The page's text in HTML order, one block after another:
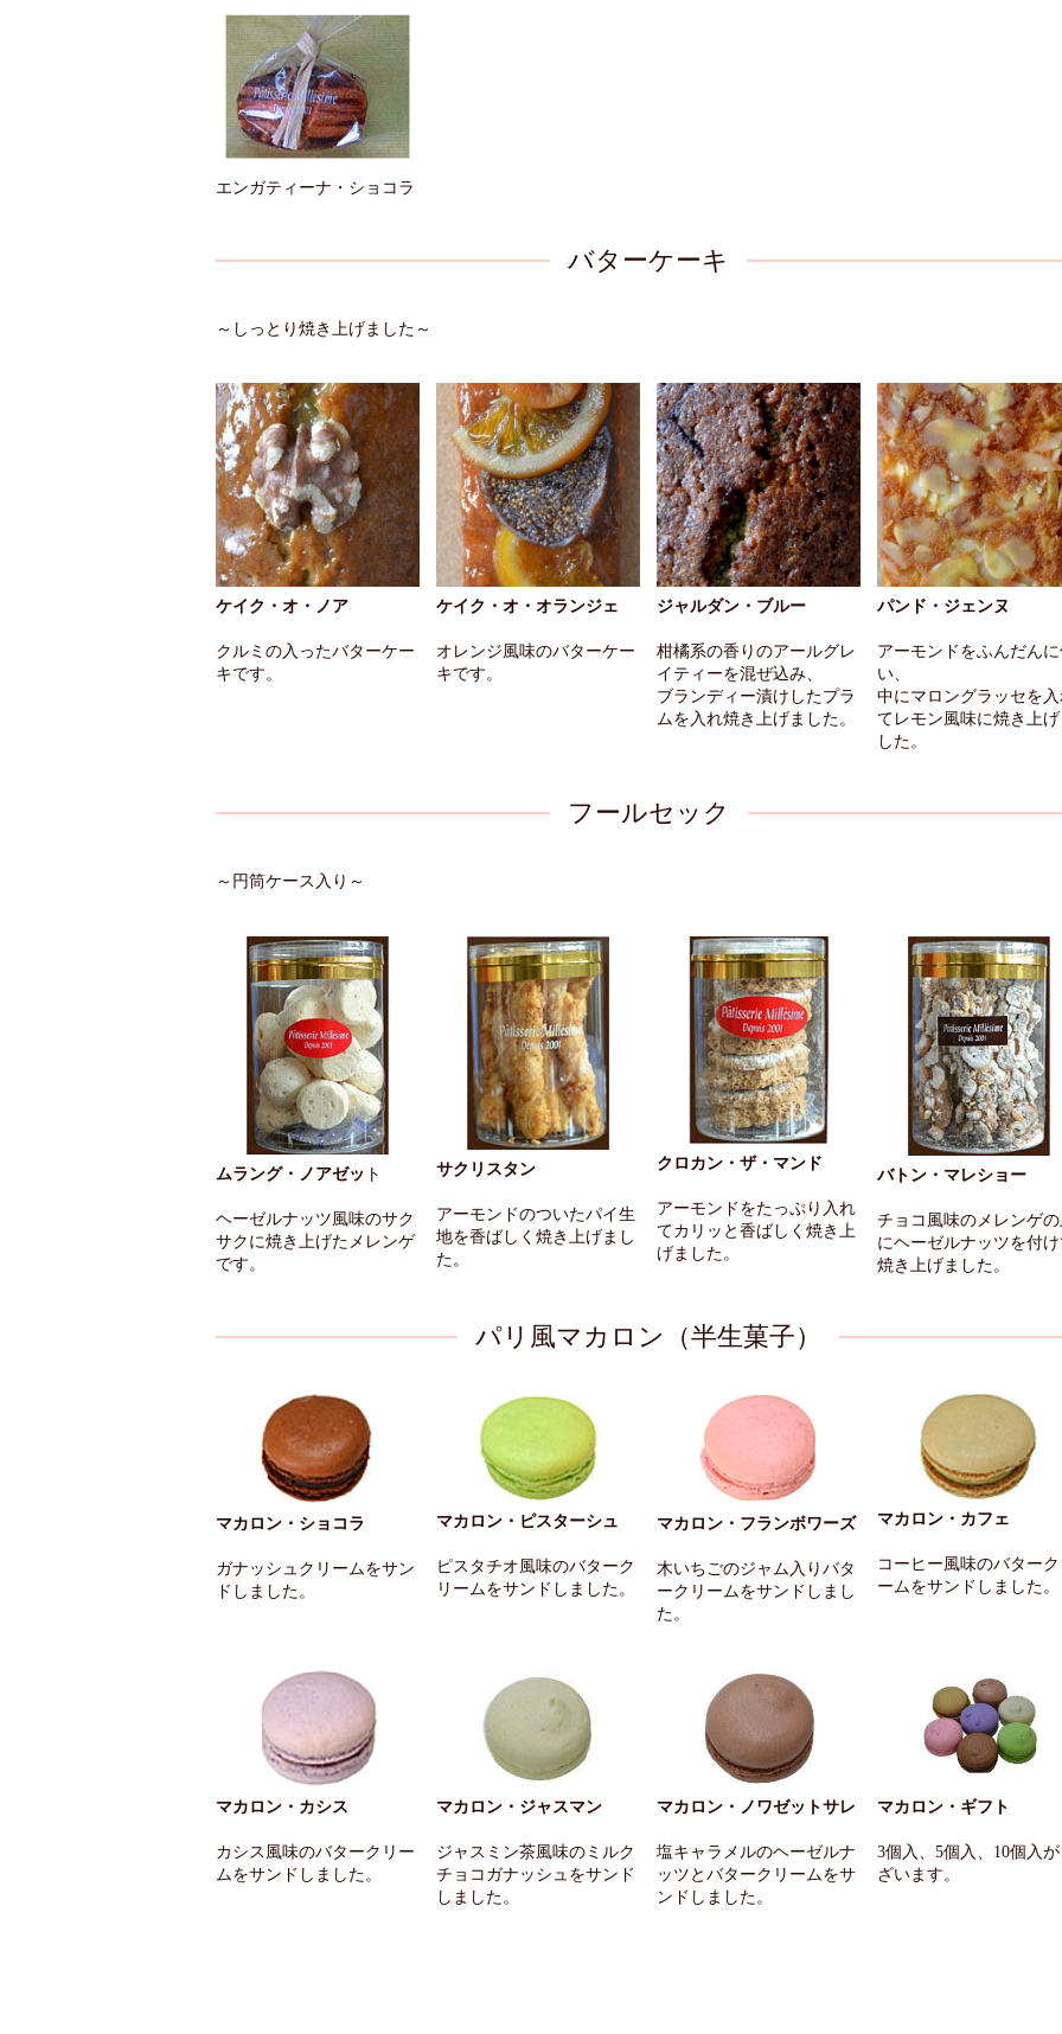
エンガティーナ・ショコラ
バターケーキ
～しっとり焼き上げました～
ケイク・オ・ノア
クルミの入ったバターケー
キです。
ケイク・オ・オランジェ
オレンジ風味のバターケー
キです。
ジャルダン・ブルー
柑橘系の香りのアールグレ
イティーを混ぜ込み、
ブランディー漬けしたプラ
ムを入れ焼き上げました。
パンド・ジェンヌ
アーモンドをふんだん
い、
中にマロングラッセを
てレモン風味に焼き上
した。
フールセック
～円筒ケース入り～
ムラング・ノアゼッ ト
ヘーゼルナッツ風味のサク
サクに焼き上げたメレンゲ
です。
サクリスタン
アーモンドのついたパイ生
地を香ばしく焼き上げまし
た。
クロカン・ザ・マンド
アーモンドをたっぷり入れ
てカリッと香ばしく焼き上
げました。
バトン・マレショー
チョコ風味のメレンゲ
にヘーゼルナッツを付
焼き上げました。
パリ風マカロン（半生菓子）
マカロン・ショコラ
ガナッシュクリームをサン
ドしました。
マカロン・ピスターシュ
ピスタチオ風味のバターク
リームをサンドしました。
マカロン・フランボワーズ
木いちごのジャム入りバタ
ークリームをサンドしまし
た。
マカロン・カフェ
コーヒー風味のバター
ームをサンドしました。
マカロン・カシス
カシス風味のバタークリー
ムをサンドしました。
マカロン・ジャスマン
ジャスミン茶風味のミルク
チョコガナッシュをサンド
しました。
マカロン・ノワゼットサレ
塩キャラメルのヘーゼルナ
ッツとバタークリームをサ
ンドしました。
マカロン・ギフト
3個入、5個入、10個入
ざいます。